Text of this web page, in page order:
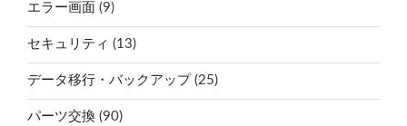
エラー画面 (9)
セキュリティ (13)
データ移行・バックアップ (25)
パーツ交換 (90)